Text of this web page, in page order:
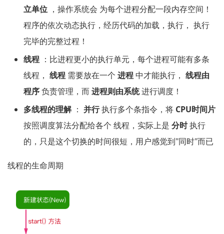
立单位 ，操作系统会 为每个进程分配一段内存空间！
程序的依次动态执行，经历代码的加载，执行， 执行
完毕的完整过程！
线程 ：比进程更小的执行单元，每个进程可能有多条
线程， 线程 需要放在一个 进程 中才能执行， 线程由
程序负责管理，而进程则由系统进行调度！
多线程的理解： 并行执行多个条指令，将 CPU时间片
按照调度算法分配给各个 线程，实际上是 分时执行
的，只是这个切换的时间很短，用户感觉到"同时"而已
线程的生命周期